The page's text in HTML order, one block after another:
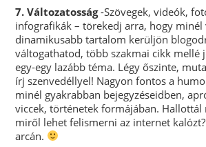
7. Változatosság-Szövegek, videók,
infografikák – törekedj arra, hogy minél
dinamikusabb tartalom kerüljön
váltogathatod, több szakmai cikk mellé
egy-egy lazább téma. Légy őszinte,
írj szenvedéllyel! Nagyon fontos a
minél gyakrabban bejegyzéseidben,
viccek, történetek formájában.
miről lehet felismerni az internet
arcán.